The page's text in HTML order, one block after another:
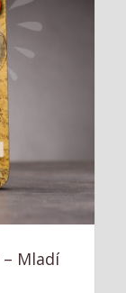
Mladí